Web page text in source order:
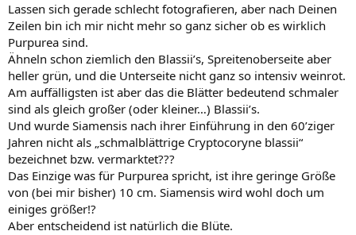
Lassen sich gerade schlecht fotografieren, aber nach Deinen
Zeilen bin ich mir nicht mehr so ganz sicher ob es wirklich
Purpurea sind.
Ähneln schon ziemlich den Blassii’s, Spreitenoberseite aber
heller grün, und die Unterseite nicht ganz so intensiv weinrot.
Am auffälligsten ist aber das die Blätter bedeutend schmaler
sind als gleich großer (oder kleiner…) Blassii’s.
Und wurde Siamensis nach ihrer Einführung in den 60’ziger
Jahren nicht als „schmalblättrige Cryptocoryne blassii“
bezeichnet bzw. vermarktet???
Das Einzige was für Purpurea spricht, ist ihre geringe Größe
von (bei mir bisher) 10 cm. Siamensis wird wohl doch um
einiges größer!?
Aber entscheidend ist natürlich die Blüte.